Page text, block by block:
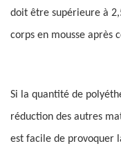
doit être supérieure à
corps en mousse après
Si la quantité de
réduction des autres
est facile de provoquer